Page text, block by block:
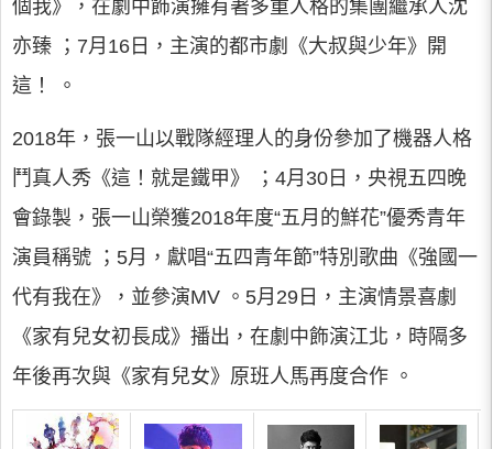
個我》，在劇中飾演擁有著多重人格的集團繼承人沈
亦臻 ；7月16日，主演的都市劇《大叔與少年》開
這！ 。
2018年，張一山以戰隊經理人的身份參加了機器人格
鬥真人秀《這！就是鐵甲》 ；4月30日，央視五四晚
會錄製，張一山榮獲2018年度“五月的鮮花”優秀青年
演員稱號 ；5月，獻唱“五四青年節”特別歌曲《強國一
代有我在》，並參演MV 。5月29日，主演情景喜劇
《家有兒女初長成》播出，在劇中飾演江北，時隔多
年後再次與《家有兒女》原班人馬再度合作 。